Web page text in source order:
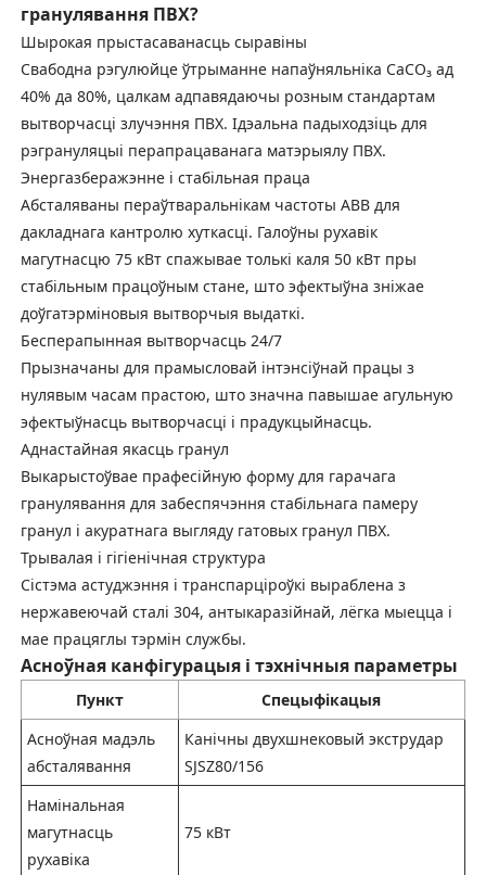
гранулявання ПВХ?
Шырокая прыстасаванасць сыравіны
Свабодна рэгулюйце ўтрыманне напаўняльніка CaCO₃ ад
40% да 80%, цалкам адпавядаючы розным стандартам
вытворчасці злучэння ПВХ. Ідэальна падыходзіць для
рэгрануляцыі перапрацаванага матэрыялу ПВХ.
Энергазберажэнне і стабільная праца
Абсталяваны пераўтваральнікам частоты ABB для
дакладнага кантролю хуткасці. Галоўны рухавік
магутнасцю 75 кВт спажывае толькі каля 50 кВт пры
стабільным працоўным стане, што эфектыўна зніжае
доўгатэрміновыя вытворчыя выдаткі.
Бесперапынная вытворчасць 24/7
Прызначаны для прамысловай інтэнсіўнай працы з
нулявым часам прастою, што значна павышае агульную
эфектыўнасць вытворчасці і прадукцыйнасць.
Аднастайная якасць гранул
Выкарыстоўвае прафесійную форму для гарачага
гранулявання для забеспячэння стабільнага памеру
гранул і акуратнага выгляду гатовых гранул ПВХ.
Трывалая і гігіенічная структура
Сістэма астуджэння і транспарціроўкі выраблена з
нержавеючай сталі 304, антыкаразійнай, лёгка мыецца і
мае працяглы тэрмін службы.
Асноўная канфігурацыя і тэхнічныя параметры
Пункт
Спецыфікацыя
Асноўная мадэль
абсталявання
Канічны двухшнековый экструдар
SJSZ80/156
Намінальная
магутнасць
рухавіка
75 кВт